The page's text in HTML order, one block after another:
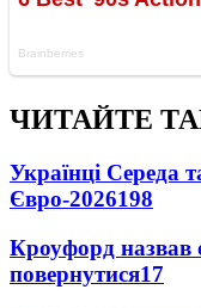
ЧИТАЙТЕ
Українці Середа
Євро-2026198
Кроуфорд назвав
повернутися17